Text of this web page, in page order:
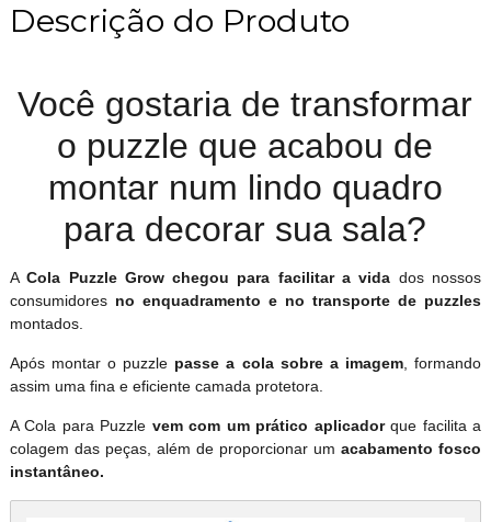
Descrição do Produto
Você gostaria de transformar
o puzzle que acabou de
montar num lindo quadro
para decorar sua sala?
ACola Puzzle Grow chegou para facilitar a vida dos nossos
consumidores no enquadramento e no transporte de puzzles
montados.
Após montar o puzzle passe a cola sobre a imagem, formando
assim uma fina e eficiente camada protetora.
A Cola para Puzzle vem com um prático aplicadorque facilita a
colagem das peças, além de proporcionar umacabamento fosco
instantâneo.